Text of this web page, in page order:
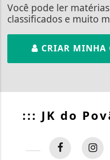
Você pode ler
classificados e muito
CRIAR MINHA
::: JK do